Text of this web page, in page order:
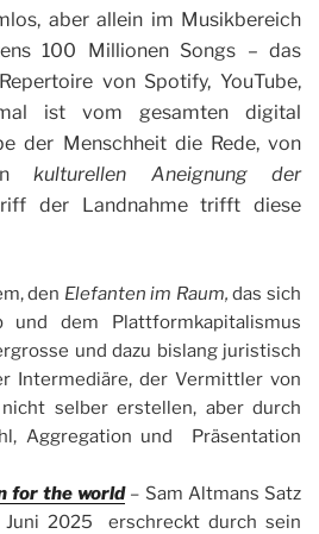
aber allein im Musikbereich
100 Millionen Songs – das
von Spotify, YouTube,
ist vom gesamten digital
der Menschheit die Rede, von
kulturellen Aneignung der
der Landnahme trifft diese
den Elefanten im Raum,das sich
dem Plattformkapitalismus
und dazu bislang juristisch
Intermediäre, der Vermittler von
selber erstellen, aber durch
Aggregation und Präsentation
for the world– Sam Altmans Satz
2025 erschreckt durch sein